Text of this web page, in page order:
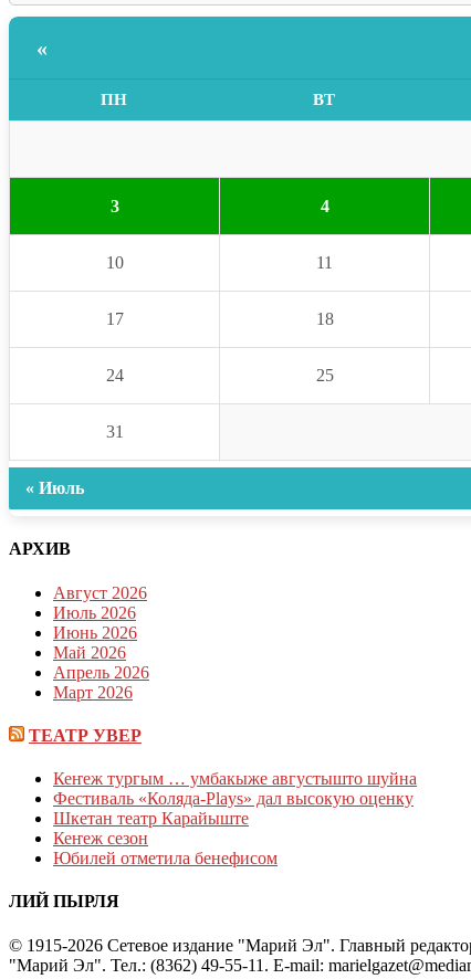
«
ПН ВТ
3 4
10 11
17 18
24 25
31
« Июль
АРХИВ
Август 2026
Июль 2026
Июнь 2026
Май 2026
Апрель 2026
Март 2026
ТЕАТР УВЕР
Кеҥеж тургым … умбакыже августышто шуйна
Фестиваль «Коляда-Plays» дал высокую оценку
Шкетан театр Карайыште
Кеҥеж сезон
Юбилей отметила бенефисом
ЛИЙ ПЫРЛЯ
© 1915-2026 Сетевое издание "Марий Эл". Главный
"Марий Эл". Тел.: (8362) 49-55-11. E-mail: